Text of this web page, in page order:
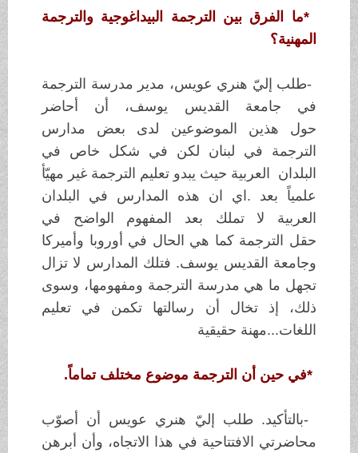
ما الفرق بين الترجمة البيداغوجية والترجمة
المهنية؟
طلب إليّ هنري عويس، مدير مدرسة الترجمة
في جامعة
القديس يوسف، أن أحاضر
حول
هذين الموضوعين لدى بعض مدارس
الترجمة في لبنان لكن
في شكل خاص في
البلدان العربية حيث يبدو تعليم الترجمة غير مهيّأ
علمياً بعد.اي ان هذه المدارس في
البلدان
العربية لا تملك بعد المفهوم الواضح في
حقل الترجمة كما هي الحال في أوروبا وأميركا
وجامعة القديس يوسف. فتلك المدارس لا تزال
تجهل ما هي مدرسة الترجمة ومفهومها، وسوى
ذلك، إذ تخال أن رسالتها تكمن في
تعليم
اللغات...مهنة حقيقية
في حين أن الترجمة موضوع مختلف تماماً.
بالتأكيد. طلب إليّ هنري عويس أن أصوّب
محاضرتي الافتتاحية في هذا الاتجاه، وأن أبرهن